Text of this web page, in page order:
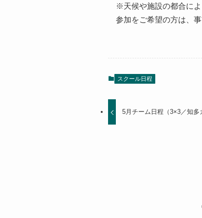
※天候や施設の都合によ
参加をご希望の方は、
スクール日程
5月チーム日程（3×3／知多